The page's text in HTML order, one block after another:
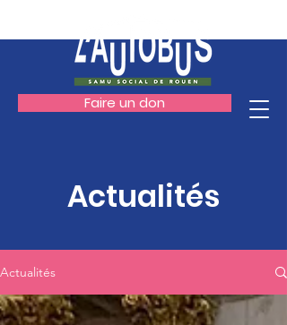
Faire un don
Actualités
Actualités